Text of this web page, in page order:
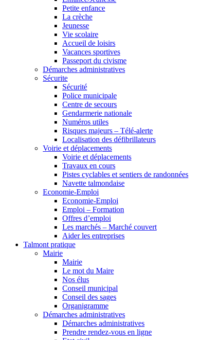
Petite enfance
La crèche
Jeunesse
Vie scolaire
Accueil de loisirs
Vacances sportives
Passeport du civisme
Démarches administratives
Sécurite
Sécurité
Police municipale
Centre de secours
Gendarmerie nationale
Numéros utiles
Risques majeurs – Télé-alerte
Localisation des défibrillateurs
Voirie et déplacements
Voirie et déplacements
Travaux en cours
Pistes cyclables et sentiers de randonnées
Navette talmondaise
Economie-Emploi
Economie-Emploi
Emploi – Formation
Offres d’emploi
Les marchés – Marché couvert
Aider les entreprises
Talmont pratique
Mairie
Mairie
Le mot du Maire
Nos élus
Conseil municipal
Conseil des sages
Organigramme
Démarches administratives
Démarches administratives
Prendre rendez-vous en ligne